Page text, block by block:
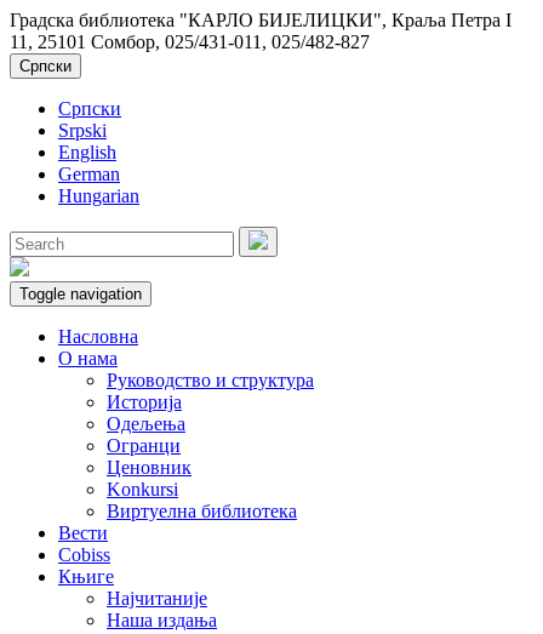
Градска библиотека "КАРЛО БИЈЕЛИЦКИ", Краља Петра I
11, 25101 Сомбор, 025/431-011, 025/482-827
Српски
Српски
Srpski
English
German
Hungarian
Toggle navigation
Насловна
О нама
Руководство и структура
Историја
Одељења
Огранци
Ценовник
Konkursi
Виртуелна библиотека
Вести
Cobiss
Књиге
Најчитаније
Наша издања